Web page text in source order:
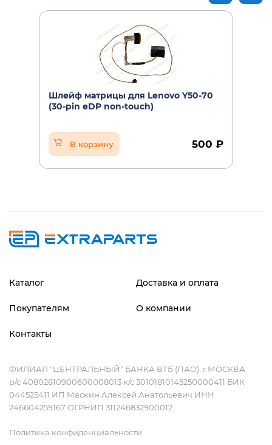
Шлейф матрицы для Lenovo Y50-70
(30-pin eDP non-touch)
В корзину 500 ₽
Каталог Доставка и оплата
Покупателям О компании
Контакты
ФИЛИАЛ "ЦЕНТРАЛЬНЫЙ" БАНКА ВТБ (ПАО), г.МОСКВА
р/с 40802810900600008013 к/с 30101810145250000411 БИК
044525411 ИП Маскин Алексей Анатольевич ИНН
246604259167 ОГРНИП 311246832900012
Политика конфиденциальности